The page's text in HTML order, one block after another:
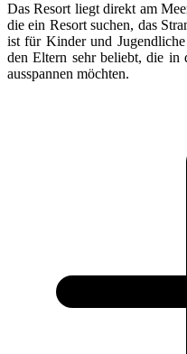
Das Resort liegt direkt am
die ein Resort suchen, das
ist für Kinder und
den Eltern sehr beliebt, die in
ausspannen möchten.